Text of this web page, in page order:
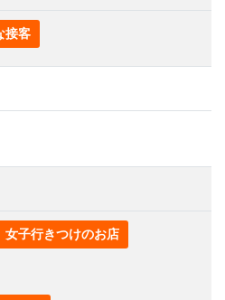
接客
女子行きつけのお店